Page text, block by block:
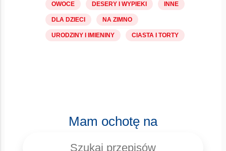
OWOCE DESERY I WYPIEKI INNE
DLA DZIECI NA ZIMNO
URODZINY I IMIENINY CIASTA I TORTY
Mam ochotę na